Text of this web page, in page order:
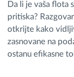
Da li je vaša flota
pritiska?
otkrijte kako
zasnovane na
ostanu efikasne